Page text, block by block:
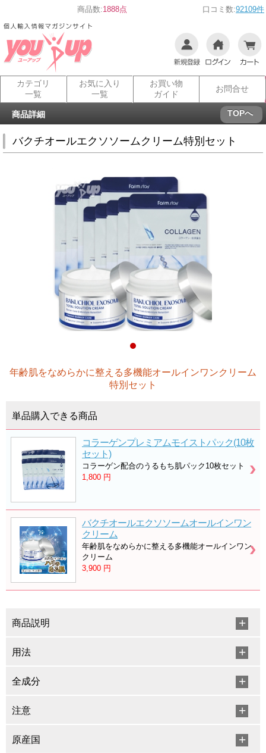
商品数:1888点 口コミ数:92109件
カテゴリ
一覧
お気に入り
一覧
お買い物
ガイド
お問合せ
商品詳細 TOPへ
バクチオールエクソソームクリーム特別セット
年齢肌をなめらかに整える多機能オールインワンクリーム
特別セット
単品購入できる商品
コラーゲンプレミアムモイストパック(10枚
セット)
コラーゲン配合のうるもち肌パック10枚セット
1,800 円
バクチオールエクソソームオールインワン
クリーム
年齢肌をなめらかに整える多機能オールインワン
クリーム
3,900 円
商品説明
用法
全成分
注意
原産国